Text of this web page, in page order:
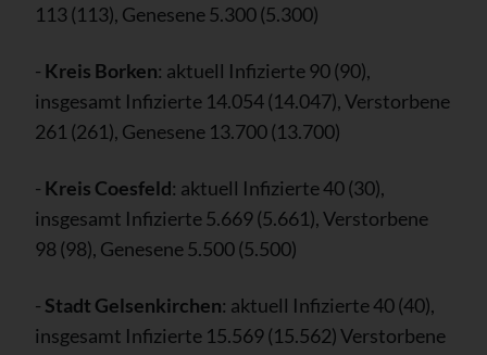
113 (113), Genesene 5.300 (5.300)
- Kreis Borken: aktuell Infizierte 90 (90),
insgesamt Infizierte 14.054 (14.047), Verstorbene
261 (261), Genesene 13.700 (13.700)
- Kreis Coesfeld: aktuell Infizierte 40 (30),
insgesamt Infizierte 5.669 (5.661), Verstorbene
98 (98), Genesene 5.500 (5.500)
- Stadt Gelsenkirchen: aktuell Infizierte 40 (40),
insgesamt Infizierte 15.569 (15.562) Verstorbene